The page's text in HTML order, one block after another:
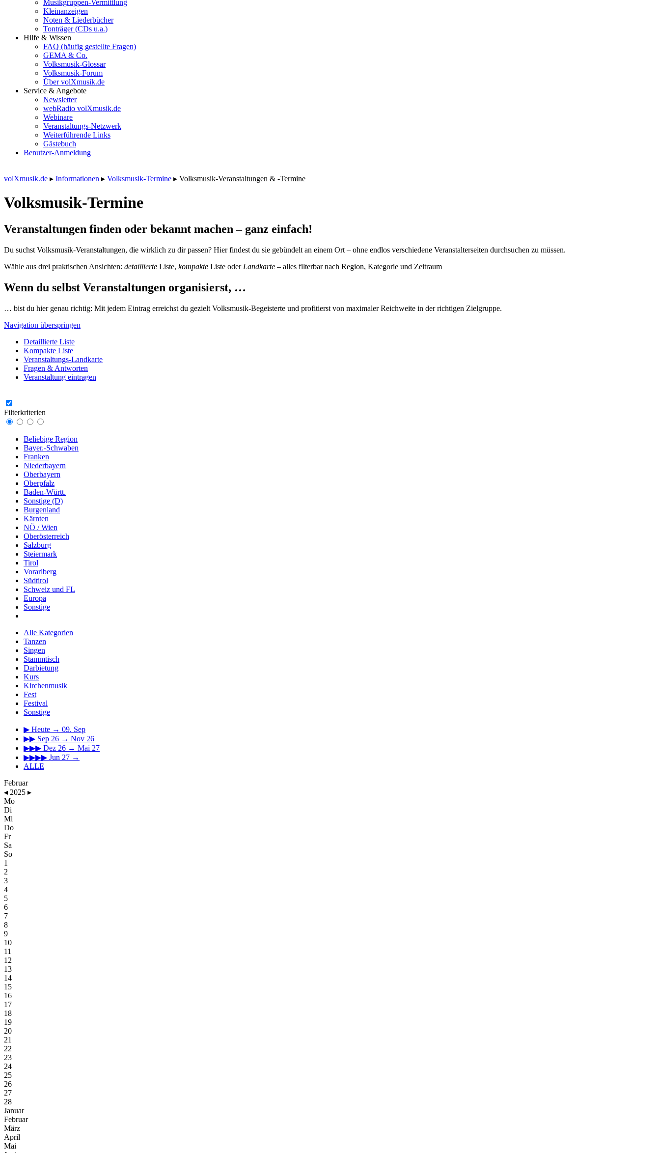
Musikgruppen-Vermittlung
Kleinanzeigen
Noten & Liederbücher
Tonträger (CDs u.a.)
Hilfe & Wissen
FAQ (häufig gestellte Fragen)
GEMA & Co.
Volksmusik-Glossar
Volksmusik-Forum
Über volXmusik.de
Service & Angebote
Newsletter
webRadio volXmusik.de
Webinare
Veranstaltungs-Netzwerk
Weiterführende Links
Gästebuch
Benutzer-Anmeldung
volXmusik.de ▸ Informationen ▸ Volksmusik-Termine ▸ Volksmusik-Veranstaltungen & -Termine
Volksmusik-Termine
Veranstaltungen finden oder bekannt machen – ganz einfach!
Du suchst Volksmusik-Veranstaltungen, die wirklich zu dir passen? Hier findest du sie gebündelt an einem Ort – ohne endlos verschiedene Veranstalterseiten durchsuchen zu müssen.
Wähle aus drei praktischen Ansichten: detaillierte Liste, kompakte Liste oder Landkarte – alles filterbar nach Region, Kategorie und Zeitraum
Wenn du selbst Veranstaltungen organisierst, …
… bist du hier genau richtig: Mit jedem Eintrag erreichst du gezielt Volksmusik-Begeisterte und profitierst von maximaler Reichweite in der richtigen Zielgruppe.
Navigation überspringen
Detaillierte Liste
Kompakte Liste
Veranstaltungs-Landkarte
Fragen & Antworten
Veranstaltung eintragen
Filterkriterien
Beliebige Region
Bayer.-Schwaben
Franken
Niederbayern
Oberbayern
Oberpfalz
Baden-Württ.
Sonstige (D)
Burgenland
Kärnten
NÖ / Wien
Oberösterreich
Salzburg
Steiermark
Tirol
Vorarlberg
Südtirol
Schweiz und FL
Europa
Sonstige
Alle Kategorien
Tanzen
Singen
Stammtisch
Darbietung
Kurs
Kirchenmusik
Fest
Festival
Sonstige
▶ Heute → 09. Sep
▶▶ Sep 26 → Nov 26
▶▶▶ Dez 26 → Mai 27
▶▶▶▶ Jun 27 →
ALLE
Februar
◂ 2025 ▸
Mo
Di
Mi
Do
Fr
Sa
So
1
2
3
4
5
6
7
8
9
10
11
12
13
14
15
16
17
18
19
20
21
22
23
24
25
26
27
28
Januar
Februar
März
April
Mai